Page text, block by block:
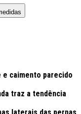
caimento parecido
traz a tendência
laterais das pernas